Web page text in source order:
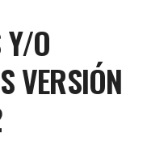
Y/O
VERSIÓN